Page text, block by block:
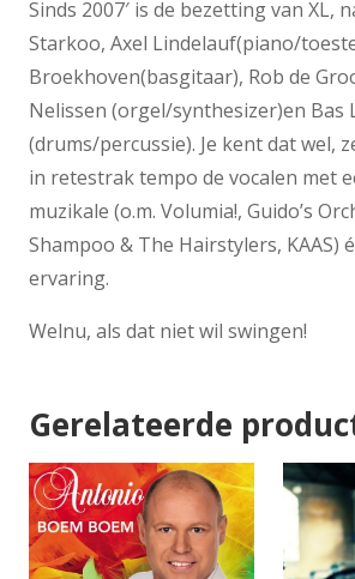
Sinds 2007′ is de bezetting van XL,
Starkoo, Axel Lindelauf(piano/
Broekhoven(basgitaar), Rob de
Nelissen (orgel/synthesizer)en Bas
(drums/percussie). Je kent dat wel,
in retestrak tempo de vocalen met
muzikale (o.m. Volumia!, Guido’s
Shampoo & The Hairstylers, KAAS)
ervaring.
Welnu, als dat niet wil swingen!
Gerelateerde